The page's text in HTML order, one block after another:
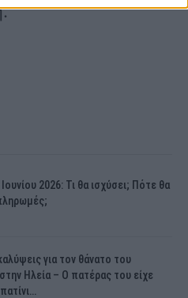
2026: Τι θα ισχύσει; Πότε θα
για τον θάνατο του
Ηλεία – Ο πατέρας του είχε